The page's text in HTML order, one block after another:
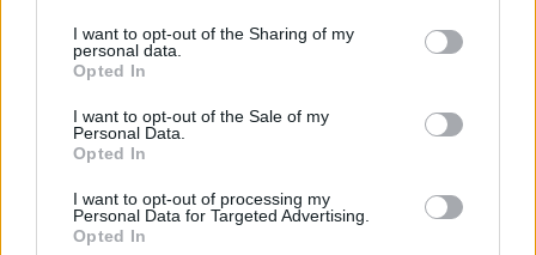
not limited to your visit or usage behaviour. You may click to
grant or deny consent to Google and its third-party tags to
use your data for below specified purposes in below Google
consent section.
I want to opt-out of the Sharing of my
personal data.
Opted In
I want to opt-out of the Sale of my
Personal Data.
Opted In
I want to opt-out of processing my
Personal Data for Targeted Advertising.
Opted In
reducen la propagación de incendios
MEDIO AMBIENTE